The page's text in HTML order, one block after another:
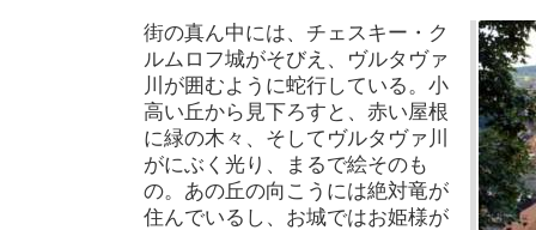
街の真ん中には、チェスキー・ク
ルムロフ城がそびえ、ヴルタヴァ
川が囲むように蛇行している。小
高い丘から見下ろすと、赤い屋根
に緑の木々、そしてヴルタヴァ川
がにぶく光り、まるで絵そのも
の。あの丘の向こうには絶対竜が
住んでいるし、お城ではお姫様が